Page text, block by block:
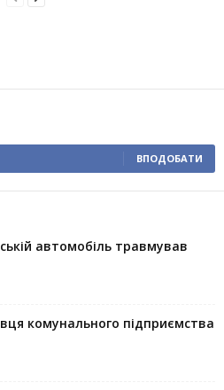
ВПОДОБАТИ
автомобіль травмував
комунального підприємства